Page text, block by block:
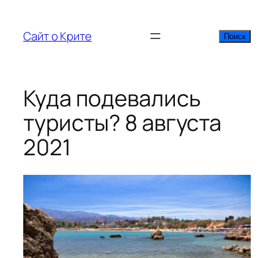
содержимому
Сайт о Крите Поиск
Поиск
Куда подевались
туристы? 8 августа
2021